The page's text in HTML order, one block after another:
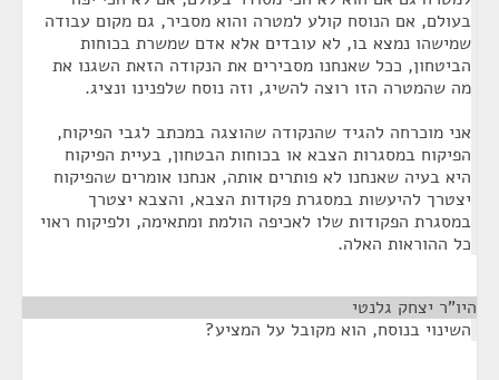
בעולם, אם הנוסח קולע למטרה והוא מסביר, גם מקום עבודה
שמישהו נמצא בו, לא עובדים אלא אדם שמשרת בכוחות
הביטחון, ככל שאנחנו מסבירים את הנקודה הזאת השגנו את
מה שהמטרה הזו רוצה להשיג, וזה נוסח שלפנינו ונציג.
אני מוכרחה להגיד שהנקודה שהוצגה במכתב לגבי הפיקוח,
הפיקוח במסגרות הצבא או בכוחות הבטחון, בעיית הפיקוח
היא בעיה שאנחנו לא פותרים אותה, אנחנו אומרים שהפיקוח
יצטרך להיעשות במסגרת פקודות הצבא, והצבא יצטרך
במסגרת הפקודות שלו לאכיפה הולמת ומתאימה, ולפיקוח ראוי
כל ההוראות האלה.
היו"ר יצחק גלנטי
השינוי בנוסח, הוא מקובל על המציע?